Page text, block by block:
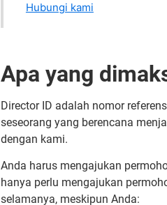
Hubungi kami
Apa yang
Director ID adalah nomor
seseorang yang berencana
dengan kami.
Anda harus mengajukan
hanya perlu mengajukan
selamanya, meskipun Anda: